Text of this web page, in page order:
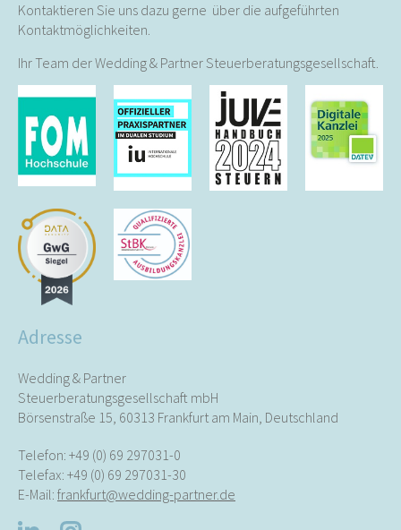
Kontaktieren Sie uns dazu gerne über die aufgeführten
Kontaktmöglichkeiten.
Ihr Team der Wedding & Partner Steuerberatungsgesellschaft.
Adresse
Wedding & Partner
Steuerberatungsgesellschaft mbH
Börsenstraße 15, 60313 Frankfurt am Main, Deutschland
Telefon: +49 (0) 69 297031-0
Telefax: +49 (0) 69 297031-30
E-Mail: frankfurt@wedding-partner.de